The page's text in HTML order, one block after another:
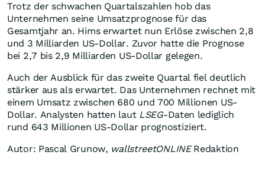
Trotz der schwachen Quartalszahlen hob das
Unternehmen seine Umsatzprognose für das
Gesamtjahr an. Hims erwartet nun Erlöse zwischen 2,8
und 3 Milliarden US-Dollar. Zuvor hatte die Prognose
bei 2,7 bis 2,9 Milliarden US-Dollar gelegen.
Auch der Ausblick für das zweite Quartal fiel deutlich
stärker aus als erwartet. Das Unternehmen rechnet mit
einem Umsatz zwischen 680 und 700 Millionen US-
Dollar. Analysten hatten laut LSEG-Daten lediglich
rund 643 Millionen US-Dollar prognostiziert.
Autor: Pascal Grunow, wallstreetONLINERedaktion